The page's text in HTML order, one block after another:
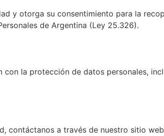
y otorga su consentimiento para la
de Argentina (Ley 25.326).
la protección de datos personales,
contáctanos a través de nuestro sitio